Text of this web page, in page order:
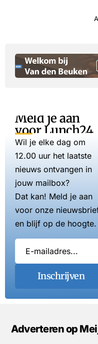
Meld je aan
voor Lunch24
Wil je elke dag om
12.00 uur het laatste
nieuws ontvangen in
jouw mailbox?
Dat kan! Meld je aan
voor onze
en blijf op de hoogte.
Inschrijven
Adverteren op